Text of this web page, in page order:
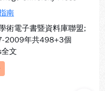
南
術電子書暨資料庫聯盟;
2009年共498+3個
文